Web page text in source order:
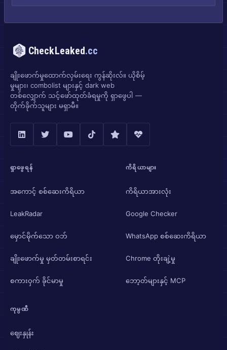
CheckLeaked.cc
ချိုးဖောက်မှုထောက်လှမ်းရေး ကွန်ဆိုးလ်။ ယိုစိမ့်
မှုများ၊ combolist များနှင့် dark web
တစ်လျှောက် သင့်ဖော်ထုတ်ခံရမှုကို ရှာဖွေပါ —
တိုက်ခိုက်သူများ မရှာမီ။
ရှာဖွေရန်
အကောင့် စစ်ဆေးကိရိယာ
LeakRadar
မှောင်မိုက်သော ဝဘ်
ချိုးဖောက်မှု မှတ်တမ်းစာရင်း
စကားဝှက် ခိုင်မာမှု
ကိရိယာများ
ကိရိယာအားလုံး
Google Checker
WhatsApp စစ်ဆေးကိရိယာ
Chrome တိုးချဲ့မှု
ဘော့တ်များနှင့် MCP
ကုမ္ပဏီ
ဈေးနှုန်း